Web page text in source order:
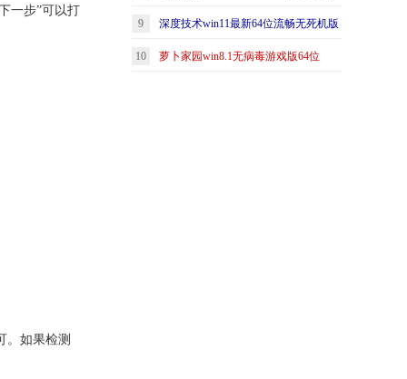
一步”可以打
如果检测
净版
9 深度技术win11最新64位流畅无死机版
v2021.12
10 萝卜家园win8.1无病毒游戏版64位